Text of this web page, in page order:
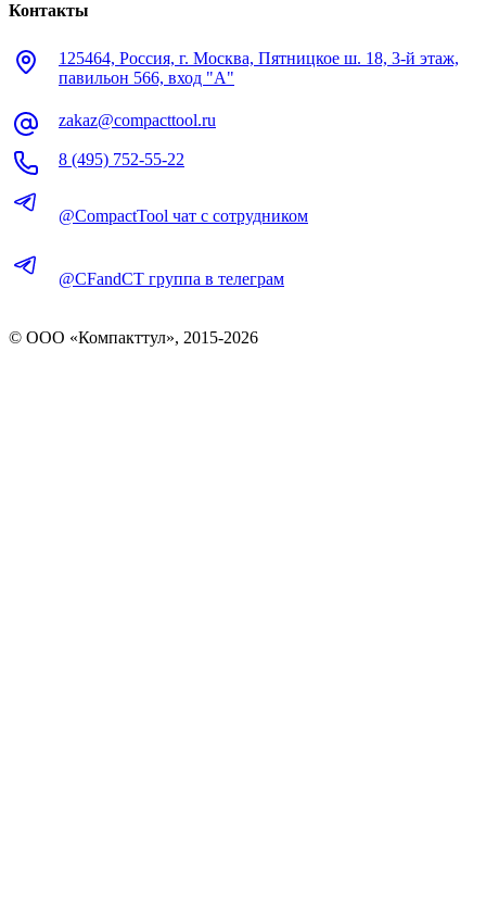
Контакты
125464, Россия, г. Москва, Пятницкое ш. 18, 3-й этаж,
павильон 566, вход "А"
zakaz@compacttool.ru
8 (495) 752-55-22
@CompactTool чат с сотрудником
@CFandCT группа в телеграм
© OOO «Компакттул», 2015-2026